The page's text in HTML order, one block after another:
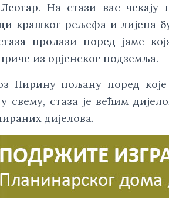
На стази вас чекају
крашког рељефа и лијепа
пролази поред јаме
из орјенског подземља.
Пирину пољану поред
свему, стаза је већим
дијелова.